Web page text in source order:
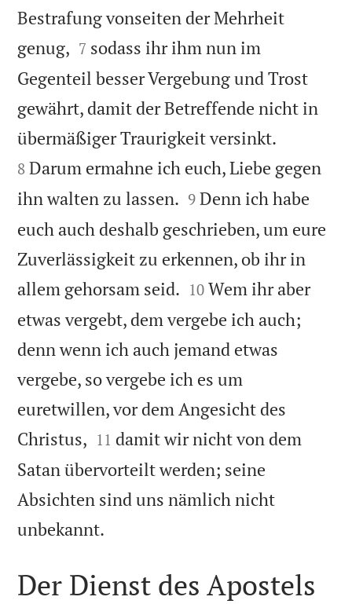
Bestrafung vonseiten der Mehrheit
genug, 

7 sodass ihr ihm nun im
Gegenteil besser Vergebung und Trost
gewährt, damit der Betreffende nicht in
übermäßiger Traurigkeit versinkt.
8 Darum ermahne ich euch, Liebe gegen
ihn walten zu lassen. 

9 Denn ich habe
euch auch deshalb geschrieben, um eure
Zuverlässigkeit zu erkennen, ob ihr in
allem gehorsam seid. 

10 Wem ihr aber
etwas vergebt, dem vergebe ich auch;
denn wenn ich auch jemand etwas
vergebe, so vergebe ich es um
euretwillen, vor dem Angesicht des
Christus, 

11 damit wir nicht von dem
Satan übervorteilt werden; seine
Absichten sind uns nämlich nicht
unbekannt.
Der Dienst des Apostels